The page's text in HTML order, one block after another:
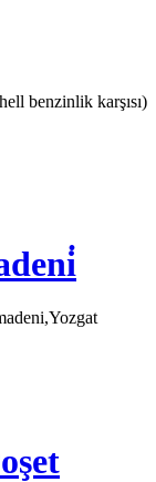
benzinlik karşısı)